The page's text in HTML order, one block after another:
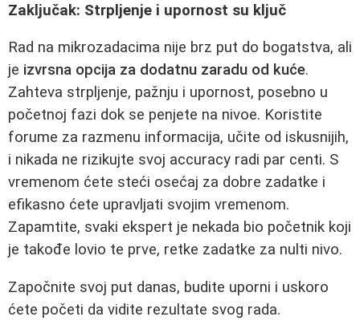
Zaključak: Strpljenje i upornost su ključ
Rad na mikrozadacima nije brz put do bogatstva, ali
je izvrsna opcija za dodatnu zaradu od kuće.
Zahteva strpljenje, pažnju i upornost, posebno u
početnoj fazi dok se penjete na nivoe. Koristite
forume za razmenu informacija, učite od iskusnijih,
i nikada ne rizikujte svoj accuracy radi par centi. S
vremenom ćete steći osećaj za dobre zadatke i
efikasno ćete upravljati svojim vremenom.
Zapamtite, svaki ekspert je nekada bio početnik koji
je takođe lovio te prve, retke zadatke za nulti nivo.
Započnite svoj put danas, budite uporni i uskoro
ćete početi da vidite rezultate svog rada.